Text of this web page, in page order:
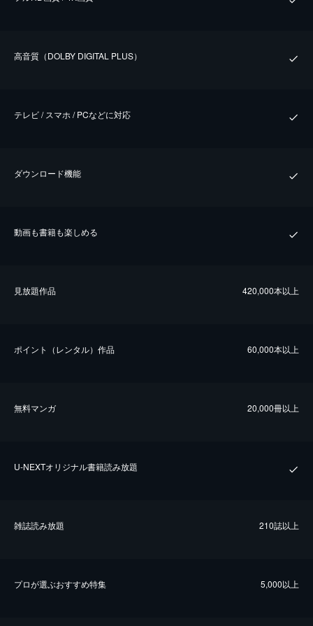
⾼⾳質（DOLBY DIGITAL PLUS）
テレビ / スマホ / PCなどに対応
ダウンロード機能
動画も書籍も楽しめる
⾒放題作品 420,000本以上
ポイント（レンタル）作品 60,000本以上
無料マンガ 20,000冊以上
U-NEXTオリジナル書籍読み放題
雑誌読み放題 210誌以上
プロが選ぶおすすめ特集 5,000以上